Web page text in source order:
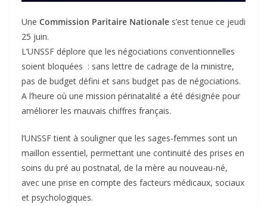
Une Commission Paritaire Nationale s’est tenue ce jeudi
25 juin.
L’UNSSF déplore que les négociations conventionnelles
soient bloquées : sans lettre de cadrage de la ministre,
pas de budget défini et sans budget pas de négociations.
A l’heure où une mission périnatalité a été désignée pour
améliorer les mauvais chiffres français.
l’UNSSF tient à souligner que les sages-femmes sont un
maillon essentiel, permettant une continuité des prises en
soins du pré au postnatal, de la mère au nouveau-né,
avec une prise en compte des facteurs médicaux, sociaux
et psychologiques.